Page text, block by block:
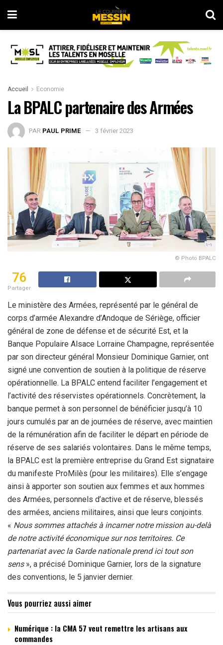
Accueil Economie
La BPALC partenaire des Armées
PAR PAUL PRIME 3 février 2023
© Photo BPALC
76
Partager
Le ministère des Armées, représenté par le général de
corps d’armée Alexandre d’Andoque de Sériège, officier
général de zone de défense et de sécurité Est, et la
Banque Populaire Alsace Lorraine Champagne, représentée
par son directeur général Monsieur Dominique Garnier, ont
signé une convention de soutien à la politique de réserve
opérationnelle. La BPALC entend faciliter l’engagement et
l’activité des réservistes opérationnels. Concrètement, la
banque permet à son personnel de bénéficier jusqu’à 10
jours cumulés par an de journées de réserve, avec maintien
de la rémunération afin de faciliter le départ en période de
réserve de ses salariés volontaires. Dans le même temps,
la BPALC est la première entreprise du Grand Est signataire
du manifeste ProMilès (pour les militaires). Elle s’engage
ainsi à apporter son soutien aux femmes et aux hommes
des Armées, personnels d’active et de réserve, blessés
des armées, anciens militaires, ainsi que leurs conjoints.
« Nous sommes attachés à incarner notre mission au-delà
de notre activité économique sur nos territoires. Ce
partenariat avec la Garde nationale prend ici tout son
sens », a précisé Dominique Garnier, lors de la signature
des conventions, le 5 janvier dernier.
Vous pourriez aussi aimer
Numérique : la CMA 57 veut remettre les artisans aux
commandes